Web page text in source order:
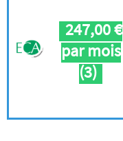
247,00 €
par mois
(3)